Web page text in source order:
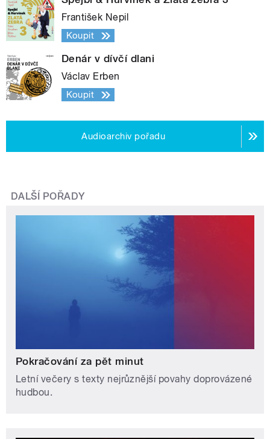
František Nepil
Koupit
Denár v dívčí dlani
Václav Erben
Koupit
Audioarchiv pořadu
DALŠÍ POŘADY
Pokračování za pět minut
Letní večery s texty nejrůznější povahy doprovázené
hudbou.